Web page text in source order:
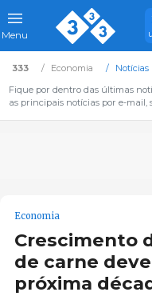
Menu
333 Economia
Notícias
Fique por dentro das últimas
as principais notícias por e-mail,
Economia
Crescimento
de carne
próxima